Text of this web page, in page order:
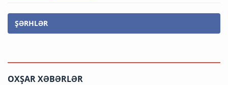
ŞƏRHLƏR
OXŞAR XƏBƏRLƏR